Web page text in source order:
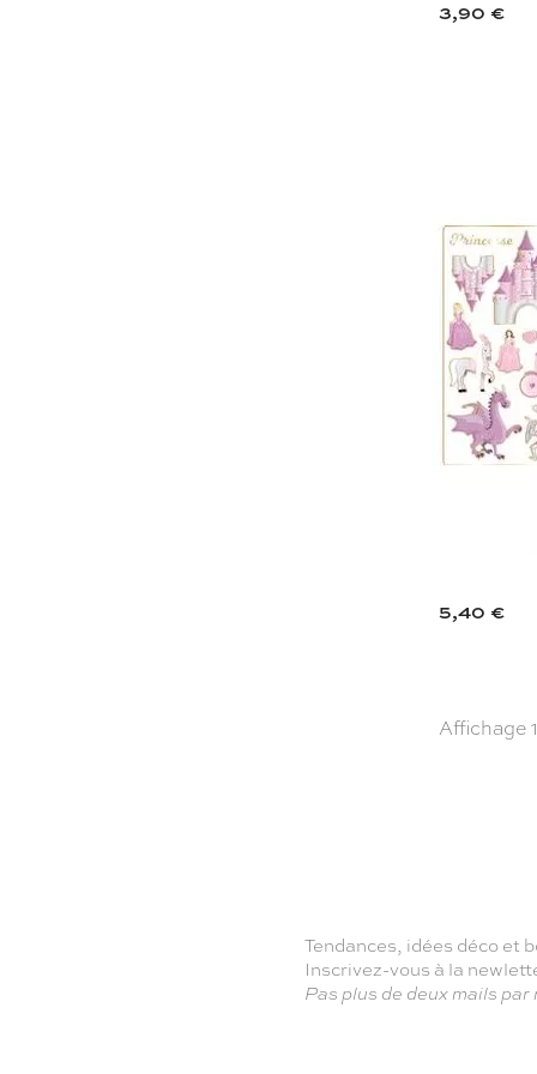
3,90 €
5,40 €
Affichage
Tendances, idées déco et
Inscrivez-vous à la
Pas plus de deux mails par